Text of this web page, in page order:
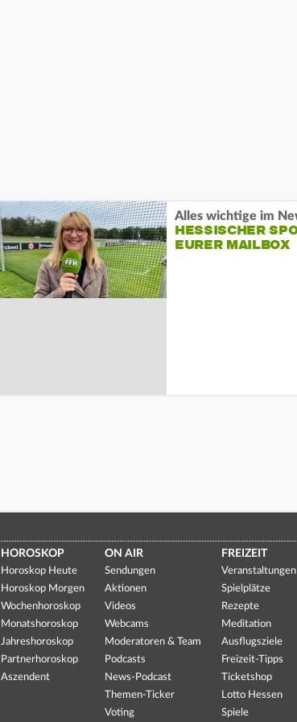
Alles wichtige im
HESSISCHER
EURER MAILBOX
HOROSKOP
Horoskop Heute
Horoskop Morgen
Wochenhoroskop
Monatshoroskop
Jahreshoroskop
Partnerhoroskop
Aszendent
ON AIR
Sendungen
Aktionen
Videos
Webcams
Moderatoren & Team
Podcasts
News-Podcast
Themen-Ticker
Voting
FREIZEIT
Veranstaltungen
Spielplätze
Rezepte
Meditation
Ausflugsziele
Freizeit-Tipps
Ticketshop
Lotto Hessen
Spiele